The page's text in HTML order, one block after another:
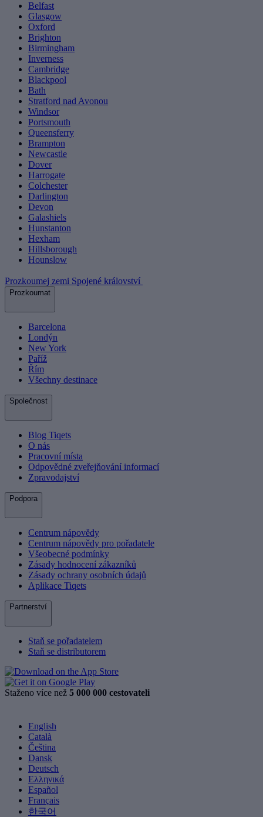
Belfast
Glasgow
Oxford
Brighton
Birmingham
Inverness
Cambridge
Blackpool
Bath
Stratford nad Avonou
Windsor
Portsmouth
Queensferry
Brampton
Newcastle
Dover
Harrogate
Colchester
Darlington
Devon
Galashiels
Hunstanton
Hexham
Hillsborough
Hounslow
Prozkoumej zemi Spojené království
Prozkoumat
Barcelona
Londýn
New York
Paříž
Řím
Všechny destinace
Společnost
Blog Tiqets
O nás
Pracovní místa
Odpovědné zveřejňování informací
Zpravodajství
Podpora
Centrum nápovědy
Centrum nápovědy pro pořadatele
Všeobecné podmínky
Zásady hodnocení zákazníků
Zásady ochrany osobních údajů
Aplikace Tiqets
Partnerství
Staň se pořadatelem
Staň se distributorem
Staženo více než 5 000 000 cestovateli
English
Català
Čeština
Dansk
Deutsch
Ελληνικά
Español
Français
한국어